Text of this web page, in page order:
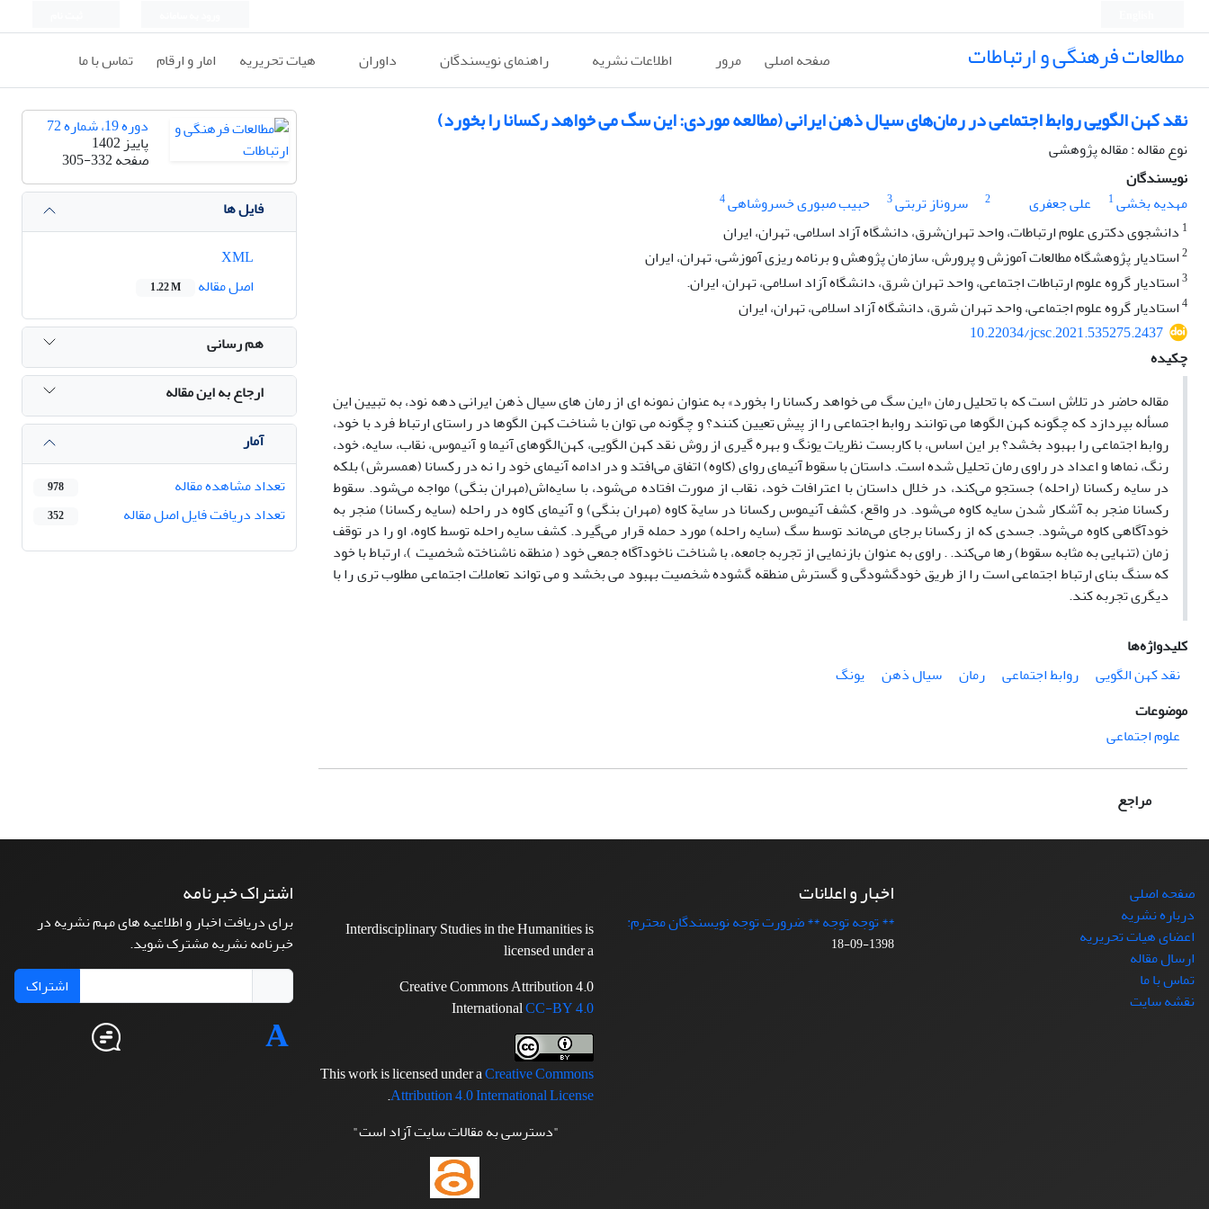
مطالعات فرهنگی و ارتباطات صفحه اصلی مرور اطلاعات نشریه راهنمای نویسندگان داوران هیات تحریریه امار و ارقام تماس با ما
نقد کهن الگویی روابط اجتماعی در رمان‌های سیال ذهن ایرانی (مطالعه موردی: این سگ می خواهد رکسانا را بخورد)
نوع مقاله : مقاله پژوهشی
نویسندگان
مهدیه بخشی1 علی جعفری 2 سروناز تربتی3 حبیب صبوری خسروشاهی4
1 دانشجوی دکتری علوم ارتباطات، واحد تهران‌شرق، دانشگاه آزاد اسلامی، تهران، ایران
2استادیار پژوهشگاه مطالعات آموزش و پرورش، سازمان پژوهش و برنامه ریزی آموزشی، تهران، ایران
3استادیار گروه علوم ارتباطات اجتماعی، واحد تهران شرق، دانشگاه آزاد اسلامی، تهران، ایران.
4استادیار گروه علوم اجتماعی، واحد تهران شرق، دانشگاه آزاد اسلامی، تهران، ایران
10.22034/jcsc.2021.535275.2437
چکیده
مقاله حاضر در تلاش است که با تحلیل رمان «این سگ می خواهد رکسانا را بخورد» به عنوان نمونه ای از رمان های سیال ذهن ایرانی دهه نود، به تبیین این
مسأله بپردازد که چگونه کهن الگوها می توانند روابط اجتماعی را از پیش تعیین کنند؟ و چگونه می توان با شناخت کهن الگوها در راستای ارتباط فرد با خود،
روابط اجتماعی را بهبود بخشد؟ بر این اساس، با کاربست نظریات یونگ و بهره گیری از روش نقد کهن الگویی، کهن‌الگوهای آنیما و آنیموس، نقاب، سایه، خود،
رنگ، نماها و اعداد در راوی رمان تحلیل شده است. داستان با سقوط آنیمای روای (کاوه) اتفاق می‌افتد و در ادامه آنیمای خود را نه در رکسانا (همسرش) بلکه
در سایه رکسانا (راحله) جستجو می‌کند، در خلال داستان با اعترافات خود، نقاب از صورت‌ افتاده می‌شود، با سایه‌‌اش(مهران بنگی) مواجه می‌شود. سقوط
رکسانا منجر به آشکار شدن سایه‌ کاوه می‌شود. در واقع، کشف آنیموس رکسانا در سایة کاوه (مهران بنگی) و آنیمای کاوه در راحله (سایه رکسانا) منجر به
خودآگاهی کاوه می‌شود. جسدی که از رکسانا برجای می‌ماند توسط سگ (سایه راحله) مورد حمله قرار می‌گیرد. کشف سایه راحله توسط کاوه، او را در توقف
زمان (تنهایی به مثابه سقوط) رها می‌کند. . راوی به عنوان بازنمایی از تجربه جامعه، با شناخت ناخودآگاه جمعی خود ( منطقه ناشناخته شخصیت )، ارتباط با خود
که سنگ بنای ارتباط اجتماعی است را از طریق خودگشودگی و گسترش منطقه گشوده شخصیت بهبود می بخشد و می تواند تعاملات اجتماعی مطلوب تری را با
دیگری تجربه کند.
کلیدواژه‌ها
نقد کهن الگویی
روابط اجتماعی رمان سیال ذهن
یونگ
موضوعات
علوم اجتماعی
مراجع
دوره 19، شماره 72
پاییز 1402
صفحه305-332
فایل ها
اصل مقاله
1.22 M
هم رسانی
ارجاع به این مقاله
آمار
تعداد مشاهده مقاله
978
تعداد دریافت فایل اصل مقاله 352
صفحه اصلی
درباره نشریه
اعضای هیات تحریریه
ارسال مقاله
تماس با ما
نقشه سایت
اخبار و اعلانات
** توجه توجه ** ضرورت توجه نویسندگان محترم:
1398-09-18
Interdisciplinary Studies in the Humanities is
licensed under a
Creative Commons Attribution 4.0
InternationalCC-BY 4.0
This work is licensed under aCreative Commons
Attribution 4.0 International License
.
"دسترسی به مقالات سایت آزاد است"
اشتراک خبرنامه
برای دریافت اخبار و اطلاعیه های مهم نشریه در
خبرنامه نشریه مشترک شوید.
اشتراک